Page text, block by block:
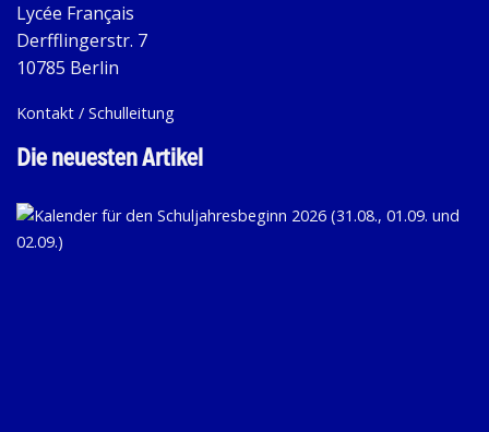
Lycée Français
Derfflingerstr. 7
10785 Berlin
Kontakt / Schulleitung
Die neuesten Artikel